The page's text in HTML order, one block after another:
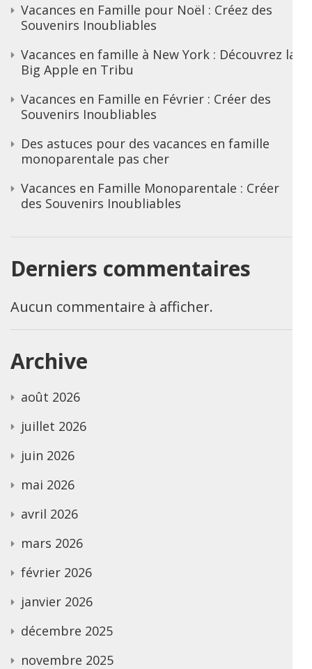
Vacances en Famille pour Noël : Créez des
Souvenirs Inoubliables
Vacances en famille à New York : Découvrez la
Big Apple en Tribu
Vacances en Famille en Février : Créer des
Souvenirs Inoubliables
Des astuces pour des vacances en famille
monoparentale pas cher
Vacances en Famille Monoparentale : Créer
des Souvenirs Inoubliables
Derniers commentaires
Aucun commentaire à afficher.
Archive
août 2026
juillet 2026
juin 2026
mai 2026
avril 2026
mars 2026
février 2026
janvier 2026
décembre 2025
novembre 2025